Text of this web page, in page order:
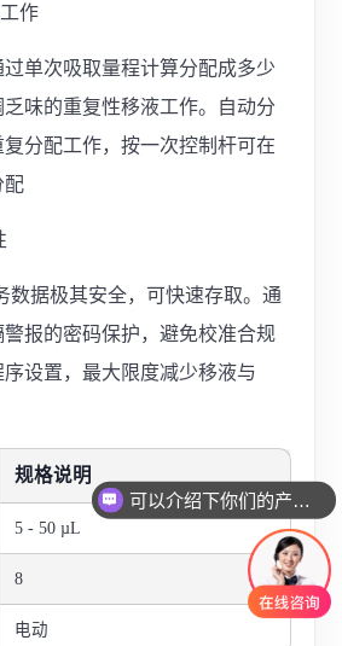
作
单次吸取量程计算分配成多少
味的重复性移液工作。自动分
分配工作，按一次控制杆可在
配
数据极其安全，可快速存取。通
报的密码保护，避免校准合规
设置，最大限度减少移液与
规格说明
5 - 50 µL
8
电动
你们是怎么收费的呢